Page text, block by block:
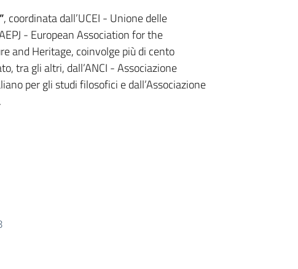
, coordinata dall’UCEI - Unione delle
- European Association for the
and Heritage, coinvolge più di cento
tra gli altri, dall’ANCI - Associazione
per gli studi filosofici e dall’Associazione